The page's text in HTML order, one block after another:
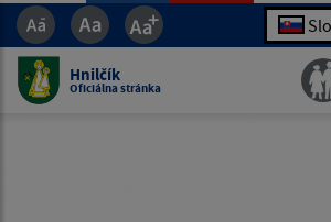
Hnilčík
Oficiálna stránka